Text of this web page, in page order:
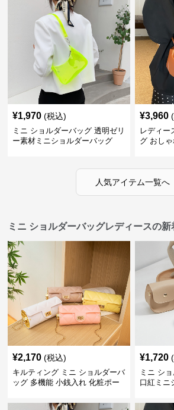
¥1,970 (税込)
ミニ ショルダーバッグ 透明ゼリ
ー素材ミニショルダーバッグ
¥3,960
レディー
グ おし
人気アイテム一覧へ
ミニ ショルダーバッグレディースの新
¥2,170 (税込)
キルティング ミニ ショルダーバ
ッグ 多機能 小銭入れ 化粧ポー
¥1,720
ミニ シ
口紅ミニ